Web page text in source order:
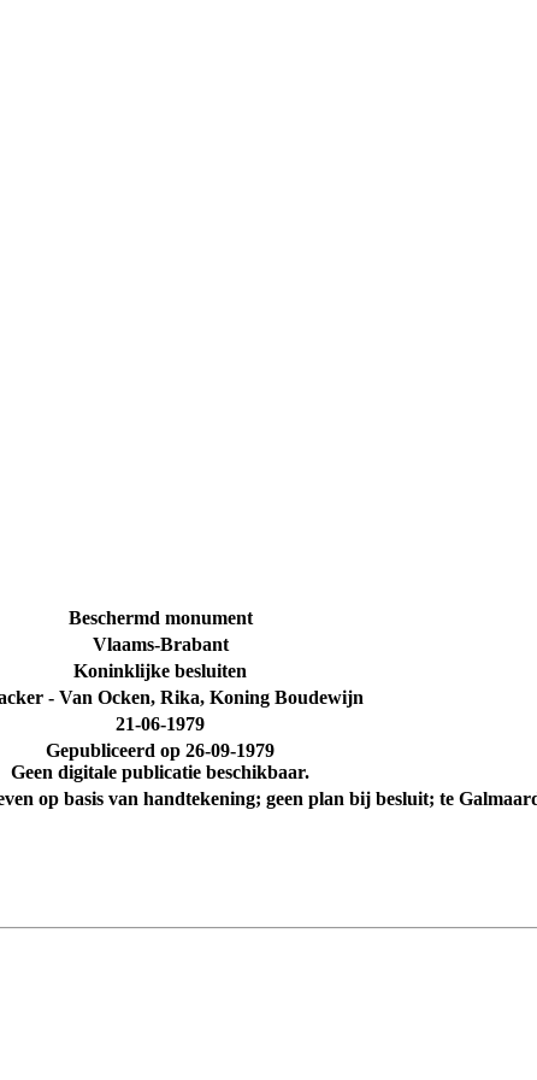
Beschermd monument
Vlaams-Brabant
Koninklijke besluiten
- Van Ocken, Rika, Koning Boudewijn
21-06-1979
Gepubliceerd op 26-09-1979
Geen digitale publicatie beschikbaar.
op basis van handtekening; geen plan bij besluit; te